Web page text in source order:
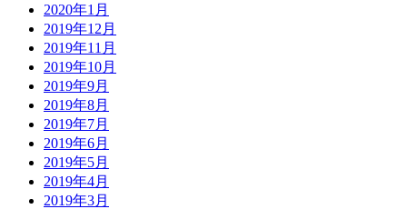
2020年1月
2019年12月
2019年11月
2019年10月
2019年9月
2019年8月
2019年7月
2019年6月
2019年5月
2019年4月
2019年3月